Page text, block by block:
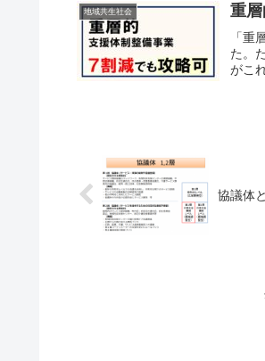
地域共生社会 重
「重
た。
がこ
協議体